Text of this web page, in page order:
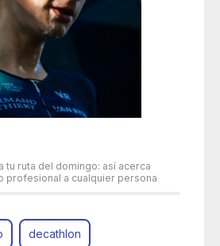
tu ruta del domingo: así acerca
profesional a cualquier persona
decathlon